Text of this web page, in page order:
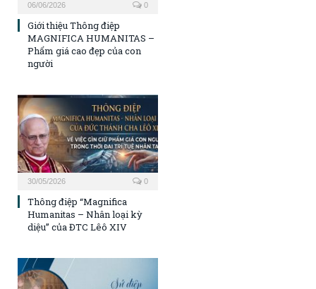
06/06/2026 0
Giới thiệu Thông điệp
MAGNIFICA HUMANITAS –
Phẩm giá cao đẹp của con
người
30/05/2026 0
Thông điệp “Magnifica
Humanitas – Nhân loại kỳ
diệu” của ĐTC Lêô XIV